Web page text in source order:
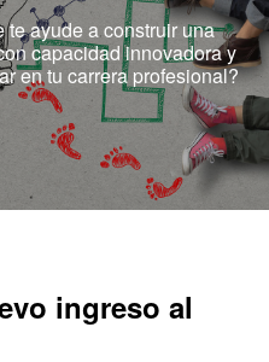
te ayude a construir una
capacidad innovadora y
en tu carrera profesional?
ingreso al